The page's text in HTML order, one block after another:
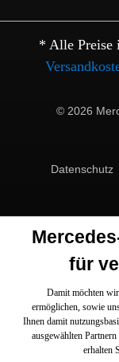
* Alle Preise
© 2026
Datenschutz
für
Damit möchten
ermöglichen, sowie
Ihnen damit
ausgewählten
erhalten